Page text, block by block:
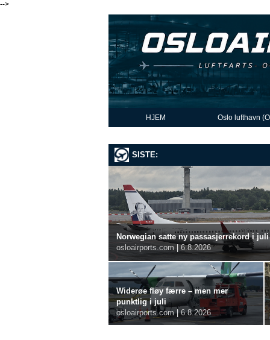
-->
HJEM Oslo lufthavn
SISTE:
Norwegian satte ny passasjerrekord i juli
osloairports.com
6.8.2026
Widerøe fløy færre – men mer
punktlig i juli
osloairports.com | 6.8.2026